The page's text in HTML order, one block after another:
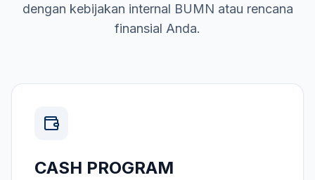
dengan kebijakan internal BUMN atau rencana
finansial Anda.
CASH PROGRAM